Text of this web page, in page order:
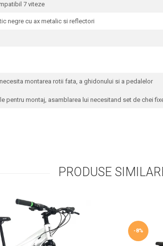
7 viteze
negre cu ax metalic si reflectori
montarea rotii fata, a ghidonului si a pedalelor
montaj, asamblarea lui necesitand set de chei
PRODUSE
-8%